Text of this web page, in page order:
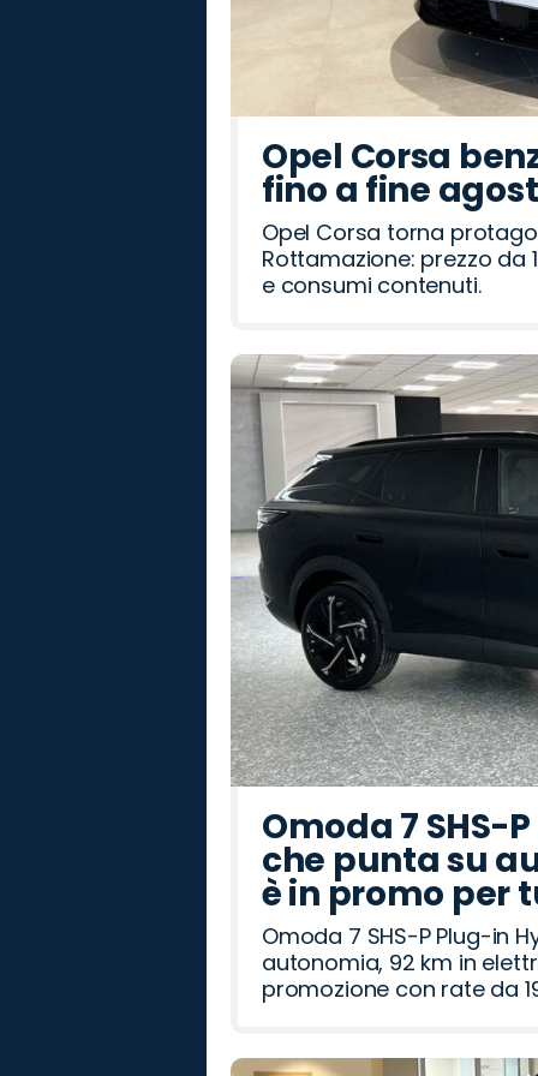
Opel Corsa
fino a fine
Opel Corsa torna
Rottamazione: prezzo da
e consumi contenuti.
Omoda 7 SHS-
che punta su
è in promo per
Omoda 7 SHS-P Plug-in
autonomia, 92 km in
promozione con rate da